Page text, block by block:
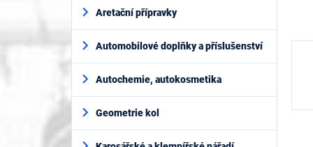
Aretační přípravky
Automobilové doplňky a příslušenství
Autochemie, autokosmetika
Geometrie kol